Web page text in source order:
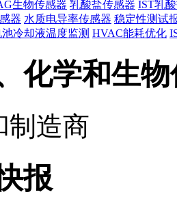
生物传感器 乳酸盐传感器 IST乳
器 水质电导率传感器 稳定性测试
冷却液温度监测 HVAC能耗优化
化学和生
制造商
报